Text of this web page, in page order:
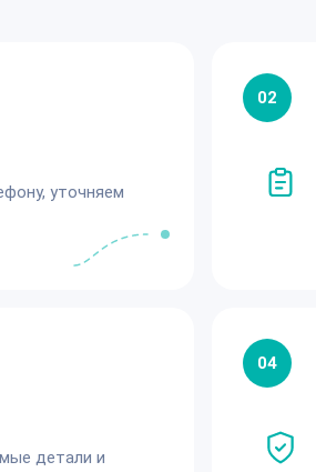
уточняем
02
детали и
04